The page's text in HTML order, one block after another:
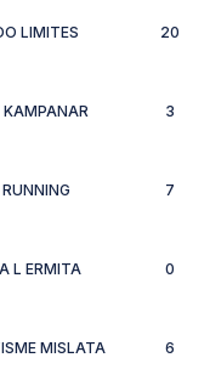
LIMITES 20
KAMPANAR 3
7
L ERMITA 0
MISLATA 6